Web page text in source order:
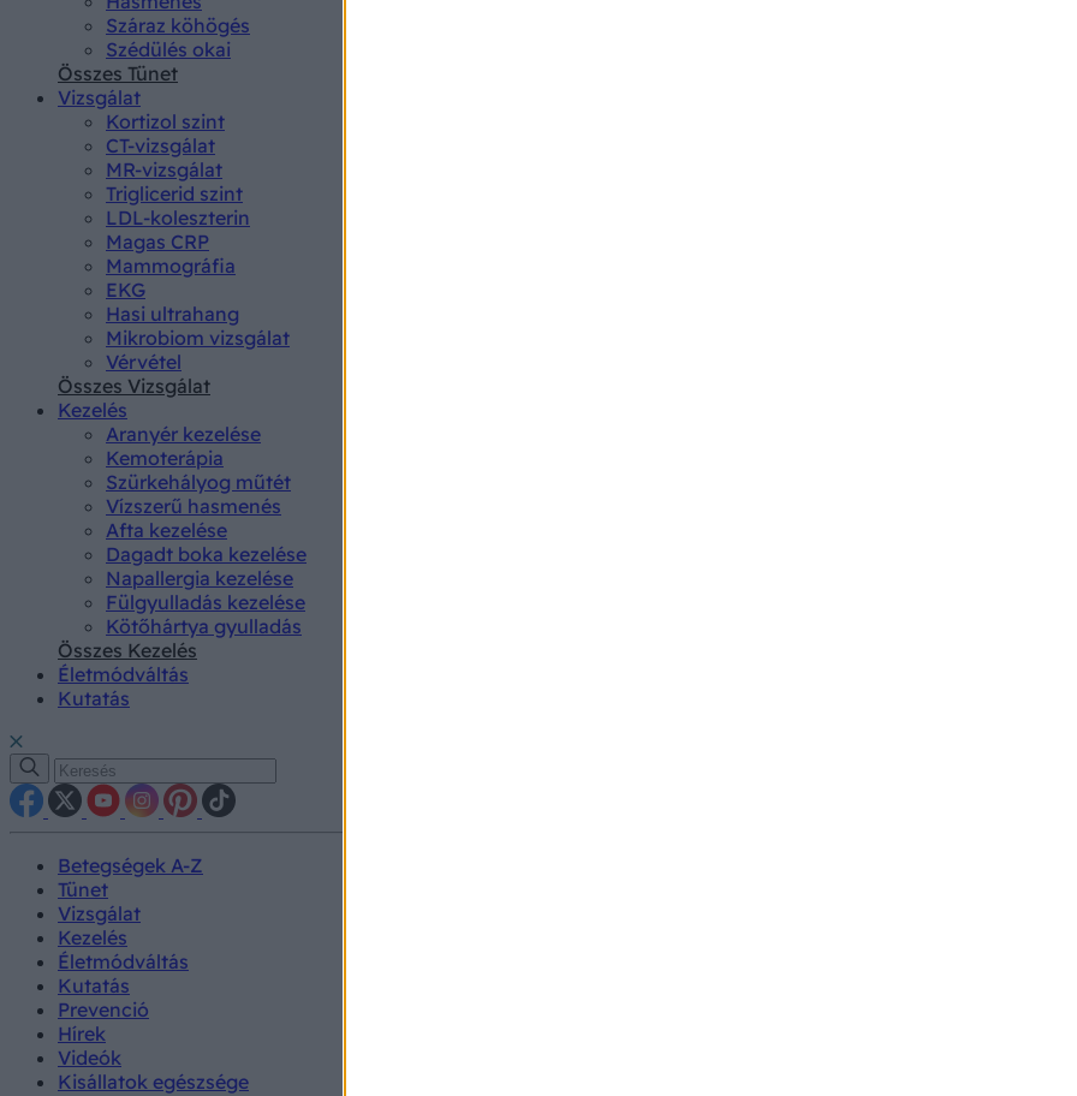
Száraz köhögés
Szédülés okai
Összes Tünet
Vizsgálat
Kortizol szint
CT-vizsgálat
MR-vizsgálat
Triglicerid szint
LDL-koleszterin
Magas CRP
Mammográfia
EKG
Hasi ultrahang
Mikrobiom vizsgálat
Vérvétel
Összes Vizsgálat
Kezelés
Aranyér kezelése
Kemoterápia
Szürkehályog műtét
Vízszerű hasmenés
Afta kezelése
Dagadt boka kezelése
Napallergia kezelése
Fülgyulladás kezelése
Kötőhártya gyulladás
Összes Kezelés
Életmódváltás
Kutatás
Betegségek A-Z
Tünet
Vizsgálat
Kezelés
Életmódváltás
Kutatás
Prevenció
Hírek
Videók
Kisállatok egészsége